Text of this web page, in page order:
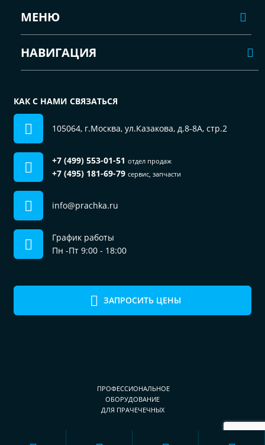
ПРОФЕССИОНАЛЬНОЕ
ОБОРУДОВАНИЕ
ДЛЯ ПРАЧЕЧЕЧНЫХ
ЗАПРОСИТЬ ЦЕНЫ
МЕНЮ
НАВИГАЦИЯ
КАК С НАМИ СВЯЗАТЬСЯ
105064, г.Москва, ул.Казакова, д.8-8А, стр.2
+7 (499) 553-01-51 отдел продаж
+7 (495) 181-69-79 сервис, запчасти
info@prachka.ru
График работы
Пн -Пт 9:00 - 18:00